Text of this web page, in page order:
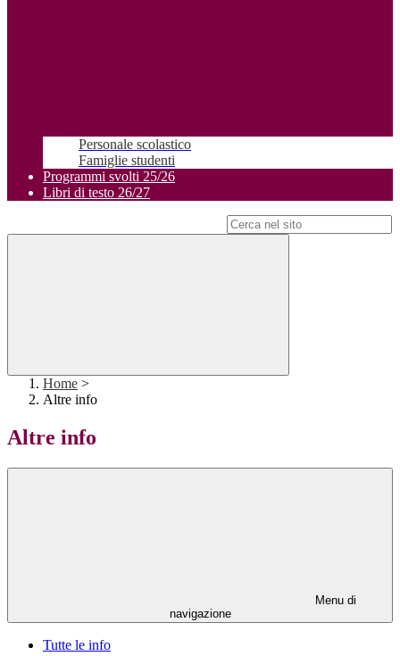
Personale scolastico
Famiglie studenti
Programmi svolti 25/26
Libri di testo 26/27
Home >
Altre info
Altre info
Menu di
navigazione
Tutte le info